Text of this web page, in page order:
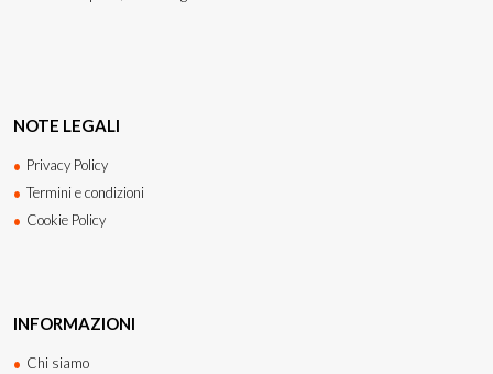
NOTE LEGALI
Privacy Policy
Termini e condizioni
Cookie Policy
INFORMAZIONI
Chi siamo